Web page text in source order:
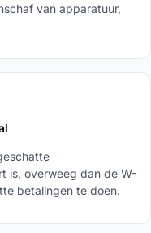
van apparatuur,
is, overweeg dan de W-
betalingen te doen.